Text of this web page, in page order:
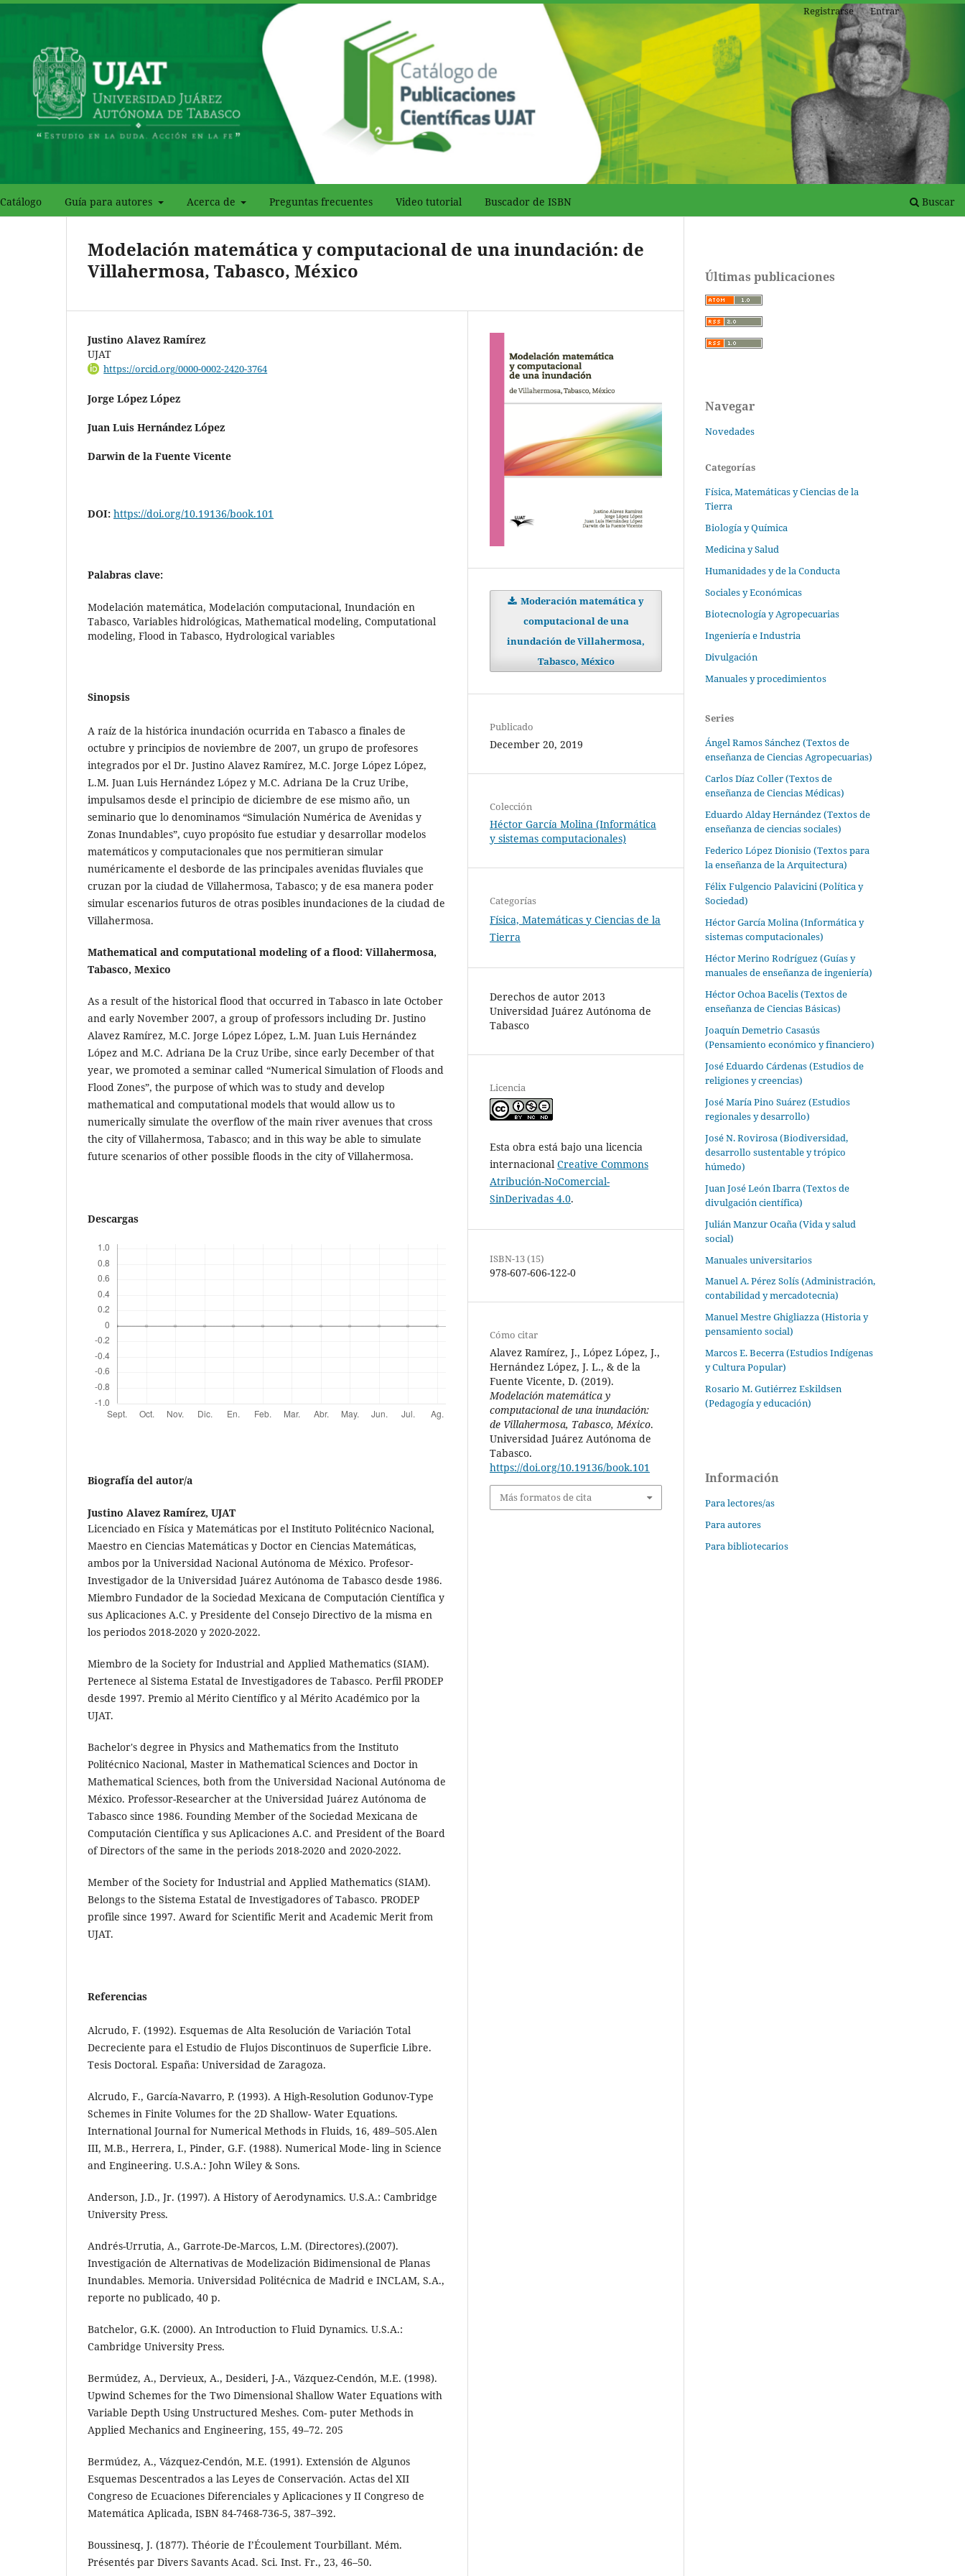
Catálogo Guía para autores Acerca de Preguntas frecuentes Video tutorial Buscador de ISBN Buscar
Registrarse Entrar
Modelación matemática y computacional de una inundación: de
Villahermosa, Tabasco, México
Justino Alavez Ramírez
UJAT
https://orcid.org/0000-0002-2420-3764
Jorge López López
Juan Luis Hernández López
Darwin de la Fuente Vicente
DOI: https://doi.org/10.19136/book.101
Palabras clave:
Modelación matemática, Modelación computacional, Inundación en
Tabasco, Variables hidrológicas, Mathematical modeling, Computational
modeling, Flood in Tabasco, Hydrological variables
Sinopsis
A raíz de la histórica inundación ocurrida en Tabasco a finales de
octubre y principios de noviembre de 2007, un grupo de profesores
integrados por el Dr. Justino Alavez Ramírez, M.C. Jorge López López,
L.M. Juan Luis Hernández López y M.C. Adriana De la Cruz Uribe,
impulsamos desde el principio de diciembre de ese mismo año, un
seminario que lo denominamos “Simulación Numérica de Avenidas y
Zonas Inundables”, cuyo propósito fue estudiar y desarrollar modelos
matemáticos y computacionales que nos permitieran simular
numéricamente el desborde de las principales avenidas fluviales que
cruzan por la ciudad de Villahermosa, Tabasco; y de esa manera poder
simular escenarios futuros de otras posibles inundaciones de la ciudad de
Villahermosa.
Mathematical and computational modeling of a flood: Villahermosa,
Tabasco, Mexico
As a result of the historical flood that occurred in Tabasco in late October
and early November 2007, a group of professors including Dr. Justino
Alavez Ramírez, M.C. Jorge López López, L.M. Juan Luis Hernández
López and M.C. Adriana De la Cruz Uribe, since early December of that
year, we promoted a seminar called “Numerical Simulation of Floods and
Flood Zones”, the purpose of which was to study and develop
mathematical and computational models that would allow us to
numerically simulate the overflow of the main river avenues that cross
the city of Villahermosa, Tabasco; and in this way be able to simulate
future scenarios of other possible floods in the city of Villahermosa.
Descargas
Biografía del autor/a
Justino Alavez Ramírez, UJAT
Licenciado en Física y Matemáticas por el Instituto Politécnico Nacional,
Maestro en Ciencias Matemáticas y Doctor en Ciencias Matemáticas,
ambos por la Universidad Nacional Autónoma de México. Profesor-
Investigador de la Universidad Juárez Autónoma de Tabasco desde 1986.
Miembro Fundador de la Sociedad Mexicana de Computación Científica y
sus Aplicaciones A.C. y Presidente del Consejo Directivo de la misma en
los periodos 2018-2020 y 2020-2022.
Miembro de la Society for Industrial and Applied Mathematics (SIAM).
Pertenece al Sistema Estatal de Investigadores de Tabasco. Perfil PRODEP
desde 1997. Premio al Mérito Científico y al Mérito Académico por la
UJAT.
Bachelor's degree in Physics and Mathematics from the Instituto
Politécnico Nacional, Master in Mathematical Sciences and Doctor in
Mathematical Sciences, both from the Universidad Nacional Autónoma de
México. Professor-Researcher at the Universidad Juárez Autónoma de
Tabasco since 1986. Founding Member of the Sociedad Mexicana de
Computación Científica y sus Aplicaciones A.C. and President of the Board
of Directors of the same in the periods 2018-2020 and 2020-2022.
Member of the Society for Industrial and Applied Mathematics (SIAM).
Belongs to the Sistema Estatal de Investigadores of Tabasco. PRODEP
profile since 1997. Award for Scientific Merit and Academic Merit from
UJAT.
Referencias
Alcrudo, F. (1992). Esquemas de Alta Resolución de Variación Total
Decreciente para el Estudio de Flujos Discontinuos de Superficie Libre.
Tesis Doctoral. España: Universidad de Zaragoza.
Alcrudo, F., García-Navarro, P. (1993). A High-Resolution Godunov-Type
Schemes in Finite Volumes for the 2D Shallow- Water Equations.
International Journal for Numerical Methods in Fluids, 16, 489–505.Alen
III, M.B., Herrera, I., Pinder, G.F. (1988). Numerical Mode- ling in Science
and Engineering. U.S.A.: John Wiley & Sons.
Anderson, J.D., Jr. (1997). A History of Aerodynamics. U.S.A.: Cambridge
University Press.
Andrés-Urrutia, A., Garrote-De-Marcos, L.M. (Directores).(2007).
Investigación de Alternativas de Modelización Bidimensional de Planas
Inundables. Memoria. Universidad Politécnica de Madrid e INCLAM, S.A.,
reporte no publicado, 40 p.
Batchelor, G.K. (2000). An Introduction to Fluid Dynamics. U.S.A.:
Cambridge University Press.
Bermúdez, A., Dervieux, A., Desideri, J-A., Vázquez-Cendón, M.E. (1998).
Upwind Schemes for the Two Dimensional Shallow Water Equations with
Variable Depth Using Unstructured Meshes. Com- puter Methods in
Applied Mechanics and Engineering, 155, 49–72. 205
Bermúdez, A., Vázquez-Cendón, M.E. (1991). Extensión de Algunos
Esquemas Descentrados a las Leyes de Conservación. Actas del XII
Congreso de Ecuaciones Diferenciales y Aplicaciones y II Congreso de
Matemática Aplicada, ISBN 84-7468-736-5, 387–392.
Boussinesq, J. (1877). Théorie de I’Écoulement Tourbillant. Mém.
Présentés par Divers Savants Acad. Sci. Inst. Fr., 23, 46–50.
Moderación matemática y
computacional de una
inundación de Villahermosa,
Tabasco, México
Publicado
December 20, 2019
Colección
Héctor García Molina (Informática
y sistemas computacionales)
Categorías
Física, Matemáticas y Ciencias de la
Tierra
Derechos de autor 2013
Universidad Juárez Autónoma de
Tabasco
Licencia
Esta obra está bajo una licencia
internacional Creative Commons
Atribución-NoComercial-
SinDerivadas 4.0.
ISBN-13 (15)
978-607-606-122-0
Cómo citar
Alavez Ramírez, J., López López, J.,
Hernández López, J. L., & de la
Fuente Vicente, D. (2019).
Modelación matemática y
computacional de una inundación:
de Villahermosa, Tabasco, México.
Universidad Juárez Autónoma de
Tabasco.
https://doi.org/10.19136/book.101
Más formatos de cita
Últimas publicaciones
Navegar
Novedades
Categorías
Física, Matemáticas y Ciencias de la
Tierra
Biología y Química
Medicina y Salud
Humanidades y de la Conducta
Sociales y Económicas
Biotecnología y Agropecuarias
Ingeniería e Industria
Divulgación
Manuales y procedimientos
Series
Ángel Ramos Sánchez (Textos de
enseñanza de Ciencias Agropecuarias)
Carlos Díaz Coller (Textos de
enseñanza de Ciencias Médicas)
Eduardo Alday Hernández (Textos de
enseñanza de ciencias sociales)
Federico López Dionisio (Textos para
la enseñanza de la Arquitectura)
Félix Fulgencio Palavicini (Política y
Sociedad)
Héctor García Molina (Informática y
sistemas computacionales)
Héctor Merino Rodríguez (Guías y
manuales de enseñanza de ingeniería)
Héctor Ochoa Bacelis (Textos de
enseñanza de Ciencias Básicas)
Joaquín Demetrio Casasús
(Pensamiento económico y financiero)
José Eduardo Cárdenas (Estudios de
religiones y creencias)
José María Pino Suárez (Estudios
regionales y desarrollo)
José N. Rovirosa (Biodiversidad,
desarrollo sustentable y trópico
húmedo)
Juan José León Ibarra (Textos de
divulgación científica)
Julián Manzur Ocaña (Vida y salud
social)
Manuales universitarios
Manuel A. Pérez Solís (Administración,
contabilidad y mercadotecnia)
Manuel Mestre Ghigliazza (Historia y
pensamiento social)
Marcos E. Becerra (Estudios Indígenas
y Cultura Popular)
Rosario M. Gutiérrez Eskildsen
(Pedagogía y educación)
Información
Para lectores/as
Para autores
Para bibliotecarios